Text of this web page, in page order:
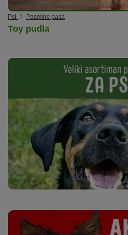
Psi Pasmine pasa
Toy pudla